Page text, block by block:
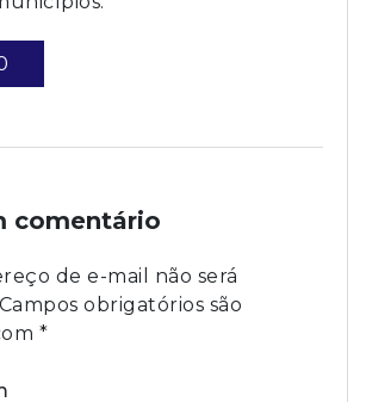
comentário
de e-mail não será
Campos obrigatórios são
*